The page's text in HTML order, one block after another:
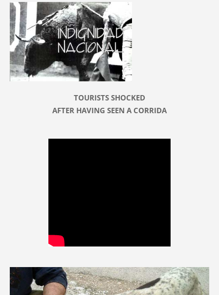
TOURISTS SHOCKED
AFTER HAVING SEEN A CORRIDA